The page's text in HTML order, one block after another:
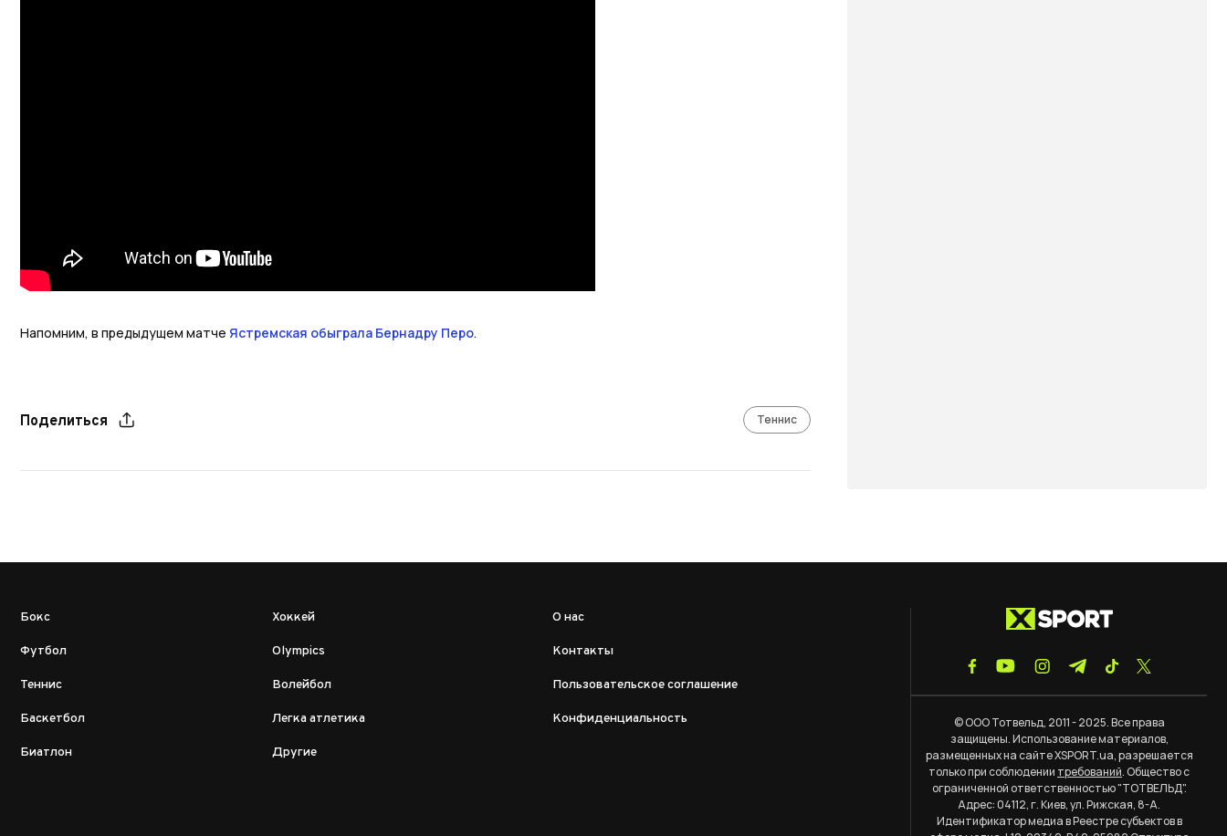
Напомним, в предыдущем матче Ястремская обыграла Бернадру Перо.
Поделиться Теннис
Бокс
Футбол
Теннис
Баскетбол
Биатлон
Хоккей
Olympics
Волейбол
Легка атлетика
Другие
О нас
Контакты
Пользовательское соглашение
Конфиденциальность
© ООО Тотвельд, 2011 - 2025. Все права
защищены. Использование материалов,
размещенных на сайте XSPORT.ua, разрешается
только при соблюдении требований. Общество с
ограниченной ответственностью "ТОТВЕЛЬД".
Адрес: 04112, г. Киев, ул. Рижская, 8-А.
Идентификатор медиа в Реестре субъектов в